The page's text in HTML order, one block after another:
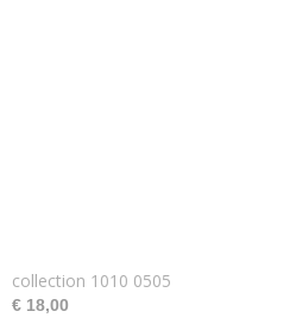
collection 1010 0505
€ 18,00